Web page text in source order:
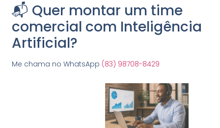
📬 Quer montar um time
comercial com Inteligência
Artificial?
Me chama no WhatsApp (83) 98708-8429